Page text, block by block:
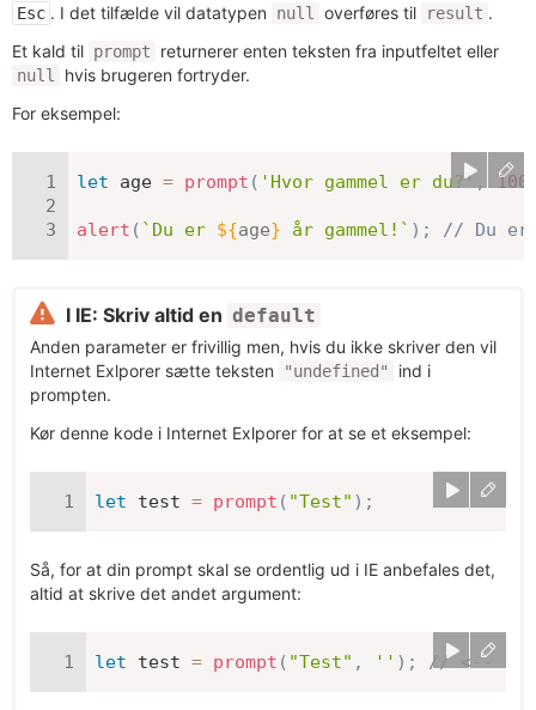
Esc . I det tilfælde vil datatypen null overføres til result .
Et kald til prompt returnerer enten teksten fra inputfeltet eller
null
hvis brugeren fortryder.
For eksempel:
let age = prompt ( 'Hvor gammel er du?' , 100
alert ( ` Du er ${age} år gammel! ` ) ; // Du er
I IE: Skriv altid en default
Anden parameter er frivillig men, hvis du ikke skriver den vil
Internet Exlporer sætte teksten
"undefined"
ind i
prompten.
Kør denne kode i Internet Exlporer for at se et eksempel:
let test = prompt ( "Test" ) ;
Så, for at din prompt skal se ordentlig ud i IE anbefales det,
altid at skrive det andet argument:
let test = prompt ( "Test" , '' ) ; // <--